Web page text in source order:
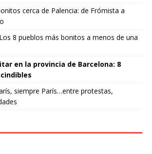
cerca de Palencia: de Frómista a
Los 8 pueblos más bonitos a menos de una
en la provincia de Barcelona: 8
siempre París…entre protestas,